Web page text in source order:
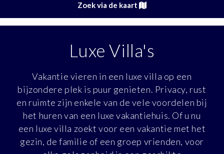
Zoek via de kaart
Luxe Villa's
Vakantie vieren in een luxe villa op een
bijzondere plek is puur genieten. Privacy, rust
en ruimte zijn enkele van de vele voordelen bij
het huren van een luxe vakantiehuis. Of u nu
een luxe villa zoekt voor een vakantie met het
gezin, de familie of een groep vrienden, voor